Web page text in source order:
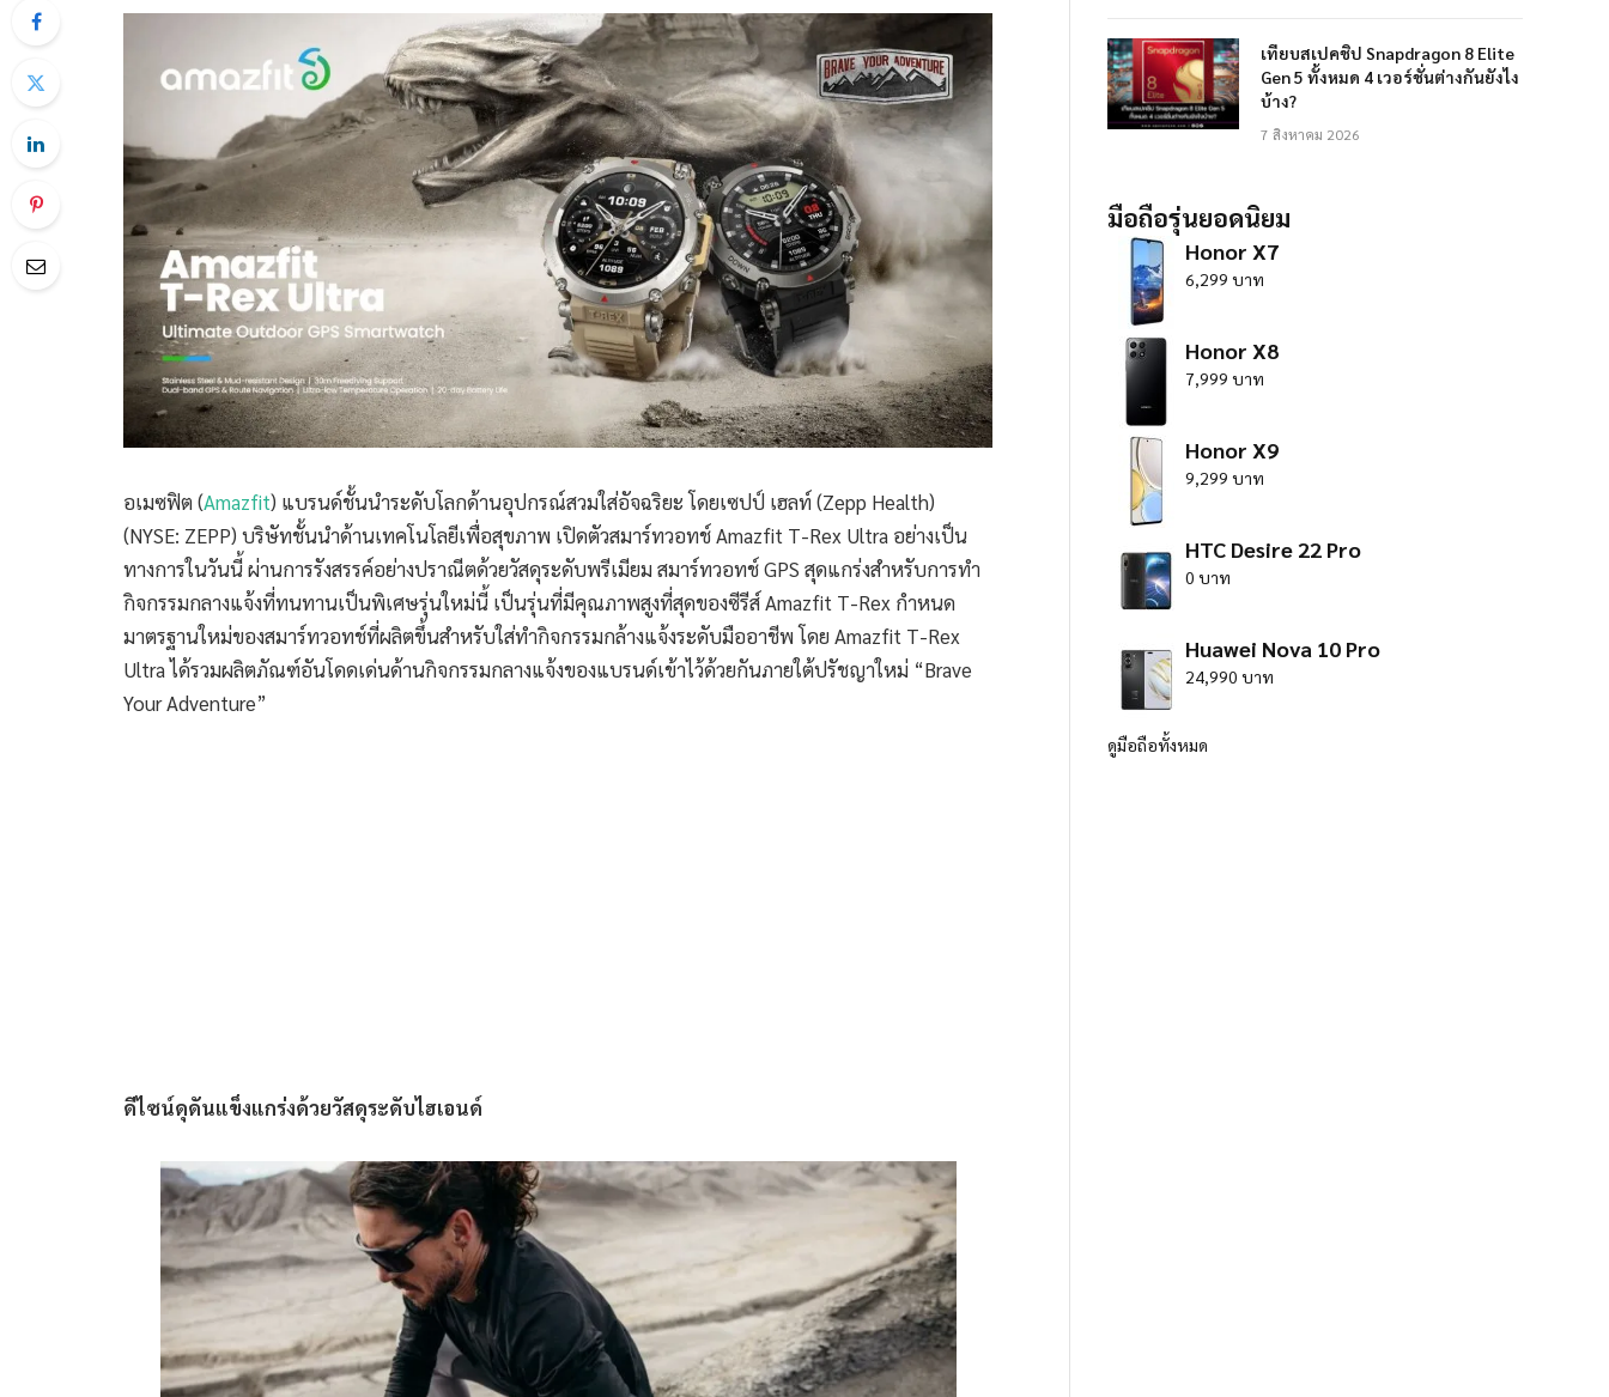
อเมซฟิต (Amazfit) แบรนด์ชั้นนำระดับโลกด้านอุปกรณ์สวมใส่อัจฉริยะ โดยเซปป์ เฮลท์ (Zepp Health)
(NYSE: ZEPP) บริษัทชั้นนำด้านเทคโนโลยีเพื่อสุขภาพ เปิดตัวสมาร์ทวอทช์ Amazfit T-Rex Ultra อย่างเป็น
ทางการในวันนี้ ผ่านการรังสรรค์อย่างปราณีตด้วยวัสดุระดับพรีเมียม สมาร์ทวอทช์ GPS สุดแกร่งสำหรับการทำ
กิจกรรมกลางแจ้งที่ทนทานเป็นพิเศษรุ่นใหม่นี้ เป็นรุ่นที่มีคุณภาพสูงที่สุดของซีรีส์ Amazfit T-Rex กำหนด
มาตรฐานใหม่ของสมาร์ทวอทช์ที่ผลิตขึ้นสำหรับใส่ทำกิจกรรมกล้างแจ้งระดับมืออาชีพ โดย Amazfit T-Rex
Ultra ได้รวมผลิตภัณฑ์อันโดดเด่นด้านกิจกรรมกลางแจ้งของแบรนด์เข้าไว้ด้วยกันภายใต้ปรัชญาใหม่ “Brave
Your Adventure”
ดีไซน์ดุดันแข็งแกร่งด้วยวัสดุระดับไฮเอนด์
เทียบสเปคชิป Snapdragon 8 Elite
Gen 5 ทั้งหมด 4 เวอร์ชั่นต่างกันยังไง
บ้าง?
7 สิงหาคม 2026
มือถือรุ่นยอดนิยม
Honor X7
6,299 บาท
Honor X8
7,999 บาท
Honor X9
9,299 บาท
HTC Desire 22 Pro
0 บาท
Huawei Nova 10 Pro
24,990 บาท
ดูมือถือทั้งหมด